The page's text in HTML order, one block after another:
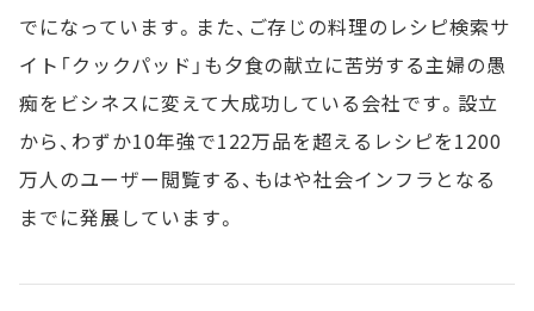
でになっています。また、ご存じの料理のレシピ検索サ
イト「クックパッド」も夕食の献立に苦労する主婦の愚
痴をビシネスに変えて大成功している会社です。設立
から、わずか10年強で122万品を超えるレシピを1200
万人のユーザー閲覧する、もはや社会インフラとなる
までに発展しています。